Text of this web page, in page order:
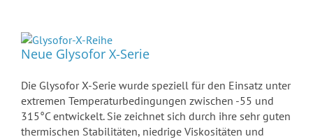
Neue Glysofor X-Serie
Die Glysofor X-Serie wurde speziell für den Einsatz unter
extremen Temperaturbedingungen zwischen -55 und
315°C entwickelt. Sie zeichnet sich durch ihre sehr guten
thermischen Stabilitäten, niedrige Viskositäten und